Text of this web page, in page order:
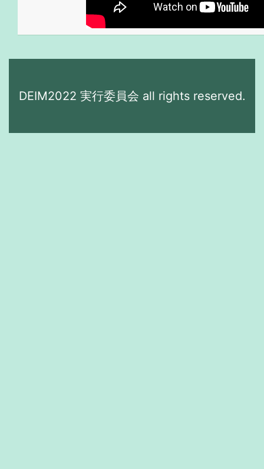
DEIM2022 実行委員会 all rights reserved.